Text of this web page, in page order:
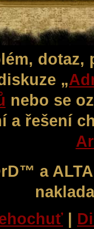
„
nebo se
a řešení
a